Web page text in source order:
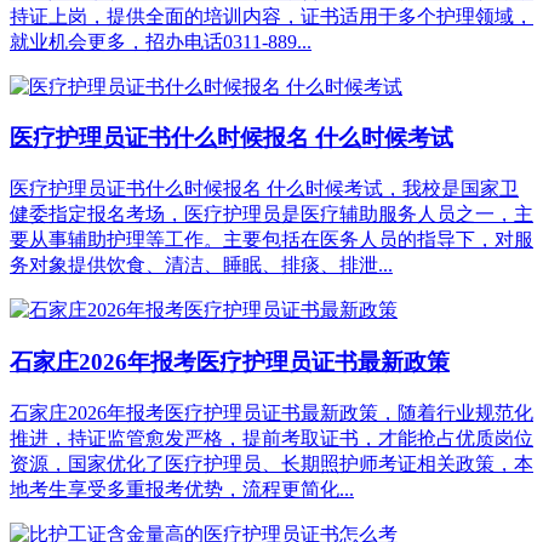
持证上岗，提供全面的培训内容，证书适用于多个护理领域，
就业机会更多，招办电话0311-889...
医疗护理员证书什么时候报名 什么时候考试
医疗护理员证书什么时候报名 什么时候考试，我校是国家卫
健委指定报名考场，医疗护理员是医疗辅助服务人员之一，主
要从事辅助护理等工作。主要包括在医务人员的指导下，对服
务对象提供饮食、清洁、睡眠、排痰、排泄...
石家庄2026年报考医疗护理员证书最新政策
石家庄2026年报考医疗护理员证书最新政策，随着行业规范化
推进，持证监管愈发严格，提前考取证书，才能抢占优质岗位
资源，国家优化了医疗护理员、长期照护师考证相关政策，本
地考生享受多重报考优势，流程更简化...